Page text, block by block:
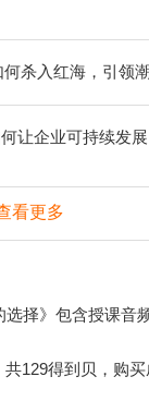
杀入红海，引领
让企业可持续发展
看更多
选择》包含授课音
129得到贝，购